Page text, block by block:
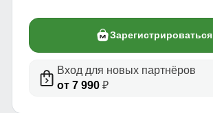
Зарегистрироваться
Вход для новых партнёров
от 7 990₽